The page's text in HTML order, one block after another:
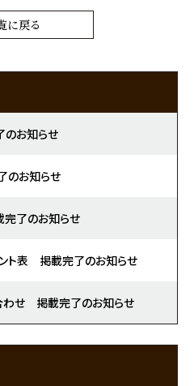
に戻る
お知らせ
のお知らせ
了のお知らせ
ト表 掲載完了のお知らせ
わせ 掲載完了のお知らせ